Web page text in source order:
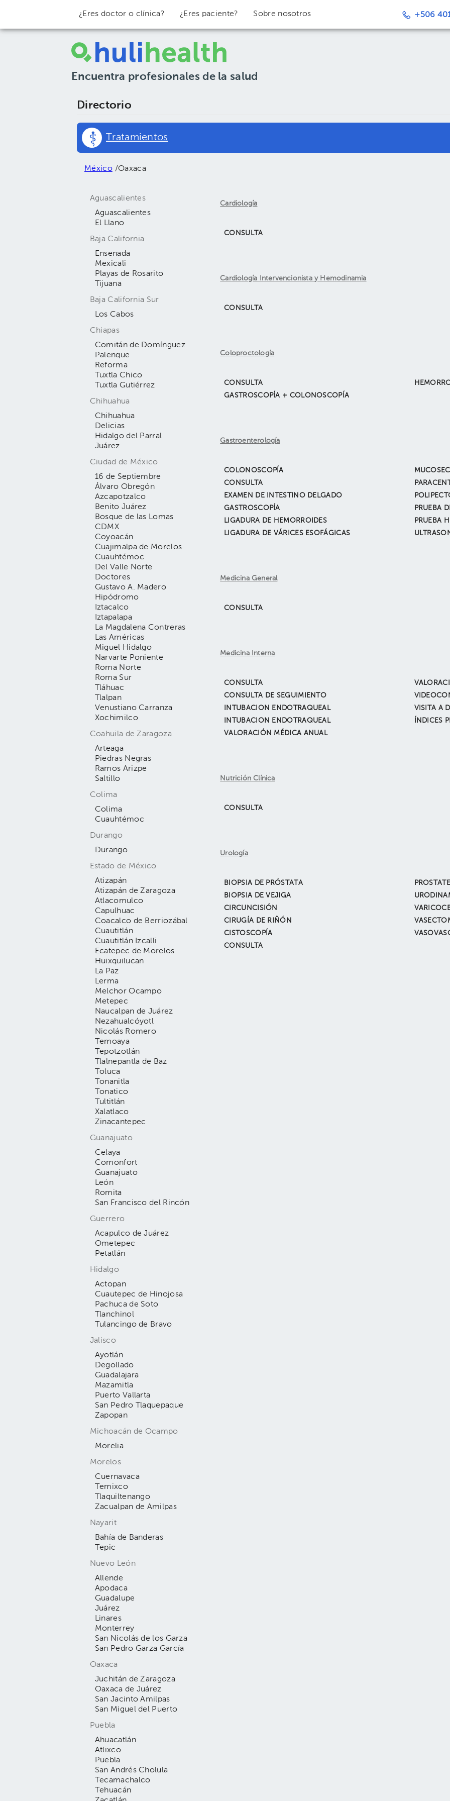
¿Eres doctor o clínica? ¿Eres paciente? Sobre nosotros +506
Encuentra profesionales de la salud
Directorio
Tratamientos
México /Oaxaca
Aguascalientes
Aguascalientes
El Llano
Baja California
Ensenada
Mexicali
Playas de Rosarito
Tijuana
Baja California Sur
Los Cabos
Chiapas
Comitán de Domínguez
Palenque
Reforma
Tuxtla Chico
Tuxtla Gutiérrez
Chihuahua
Chihuahua
Delicias
Hidalgo del Parral
Juárez
Ciudad de México
16 de Septiembre
Álvaro Obregón
Azcapotzalco
Benito Juárez
Bosque de las Lomas
CDMX
Coyoacán
Cuajimalpa de Morelos
Cuauhtémoc
Del Valle Norte
Doctores
Gustavo A. Madero
Hipódromo
Iztacalco
Iztapalapa
La Magdalena Contreras
Las Américas
Miguel Hidalgo
Narvarte Poniente
Roma Norte
Roma Sur
Tláhuac
Tlalpan
Venustiano Carranza
Xochimilco
Coahuila de Zaragoza
Arteaga
Piedras Negras
Ramos Arizpe
Saltillo
Colima
Colima
Cuauhtémoc
Durango
Durango
Estado de México
Atizapán
Atizapán de Zaragoza
Atlacomulco
Capulhuac
Coacalco de Berriozábal
Cuautitlán
Cuautitlán Izcalli
Ecatepec de Morelos
Huixquilucan
La Paz
Lerma
Melchor Ocampo
Metepec
Naucalpan de Juárez
Nezahualcóyotl
Nicolás Romero
Temoaya
Tepotzotlán
Tlalnepantla de Baz
Toluca
Tonanitla
Tonatico
Tultitlán
Xalatlaco
Zinacantepec
Guanajuato
Celaya
Comonfort
Guanajuato
León
Romita
San Francisco del Rincón
Guerrero
Acapulco de Juárez
Ometepec
Petatlán
Hidalgo
Actopan
Cuautepec de Hinojosa
Pachuca de Soto
Tlanchinol
Tulancingo de Bravo
Jalisco
Ayotlán
Degollado
Guadalajara
Mazamitla
Puerto Vallarta
San Pedro Tlaquepaque
Zapopan
Michoacán de Ocampo
Morelia
Morelos
Cuernavaca
Temixco
Tlaquiltenango
Zacualpan de Amilpas
Nayarit
Bahía de Banderas
Tepic
Nuevo León
Allende
Apodaca
Guadalupe
Juárez
Linares
Monterrey
San Nicolás de los Garza
San Pedro Garza García
Oaxaca
Juchitán de Zaragoza
Oaxaca de Juárez
San Jacinto Amilpas
San Miguel del Puerto
Puebla
Ahuacatlán
Atlixco
Puebla
San Andrés Cholula
Tecamachalco
Tehuacán
Cardiología
CONSULTA
Cardiología Intervencionista y Hemodinamia
CONSULTA
Coloproctología
CONSULTA
GASTROSCOPÍA + COLONOSCOPÍA
Gastroenterología
COLONOSCOPÍA
CONSULTA
EXAMEN DE INTESTINO DELGADO
GASTROSCOPÍA
LIGADURA DE HEMORROIDES
LIGADURA DE VÁRICES ESOFÁGICAS
PRUEBA
PRUEBA
Medicina General
CONSULTA
Medicina Interna
CONSULTA
CONSULTA DE SEGUIMIENTO
INTUBACION ENDOTRAQUEAL
INTUBACION ENDOTRAQUEAL
VALORACIÓN MÉDICA ANUAL
VISITA A
ÍNDICES
Nutrición Clínica
CONSULTA
Urología
BIOPSIA DE PRÓSTATA
BIOPSIA DE VEJIGA
CIRCUNCISIÓN
CIRUGÍA DE RIÑÓN
CISTOSCOPÍA
CONSULTA